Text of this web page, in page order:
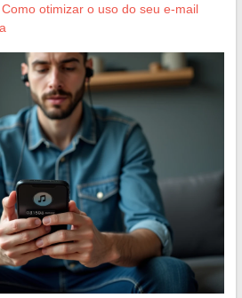
Como otimizar o uso do seu e-mail